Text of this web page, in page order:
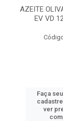
AZEITE
EV VD
Faça
ver